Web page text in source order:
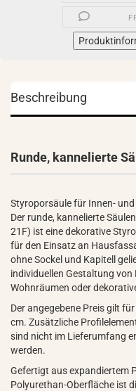
Beschreibung
Runde, kannelierte
Styroporsäule für Innen-
Der runde, kannelierte
21F) ist eine dekorative
für den Einsatz an
ohne Sockel und Kapitell
individuellen Gestaltung von
Wohnräumen oder
Der angegebene Preis gilt
cm. Zusätzliche
sind nicht im Lieferumfang
werden.
Gefertigt aus expandiertem
Polyurethan-Oberfläche ist